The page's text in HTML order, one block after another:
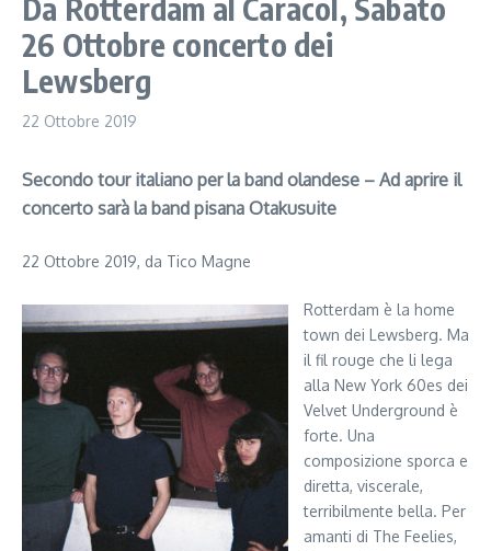
Da Rotterdam al Caracol, Sabato
26 Ottobre concerto dei
Lewsberg
22 Ottobre 2019
Secondo tour italiano per la band olandese – Ad aprire il
concerto sarà la band pisana Otakusuite
22 Ottobre 2019, da Tico Magne
Rotterdam è la home
town dei Lewsberg. Ma
il fil rouge che li lega
alla New York 60es dei
Velvet Underground è
forte. Una
composizione sporca e
diretta, viscerale,
terribilmente bella. Per
amanti di The Feelies,